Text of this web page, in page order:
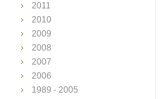
2011
2010
2009
2008
2007
2006
1989 - 2005